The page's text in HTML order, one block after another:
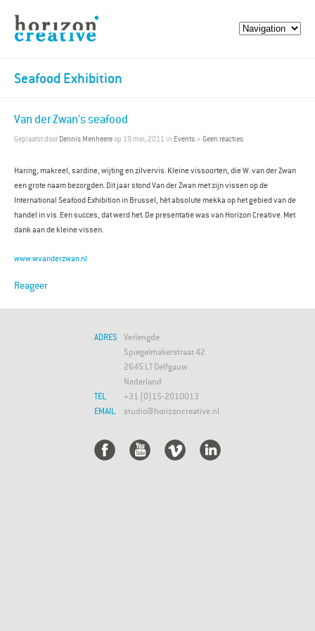
Seafood Exhibition
Van der Zwan’s seafood
Geplaatst door Dennis Menheereop 19 mei, 2011 in Events » Geen reacties
Haring, makreel, sardine, wijting en zilvervis. Kleine vissoorten, die W. van der Zwan
een grote naam bezorgden. Dit jaar stond Van der Zwan met zijn vissen op de
International Seafood Exhibition in Brussel, hèt absolute mekka op het gebied van de
handel in vis. Een succes, dat werd het. De presentatie was van Horizon Creative. Met
dank aan de kleine vissen.
www.wvanderzwan.nl
Reageer
ADRES
TEL
EMAIL
Verlengde
Spiegelmakerstraat 42
2645 LT Delfgauw
Nederland
+31 (0)15-2010013
studio@horizoncreative.nl